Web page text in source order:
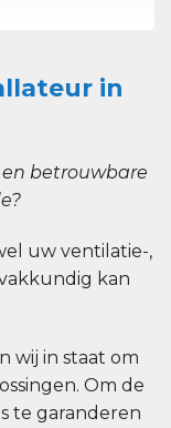
in
betrouwbare
uw ventilatie-,
kan
wij in staat om
Om de
te garanderen